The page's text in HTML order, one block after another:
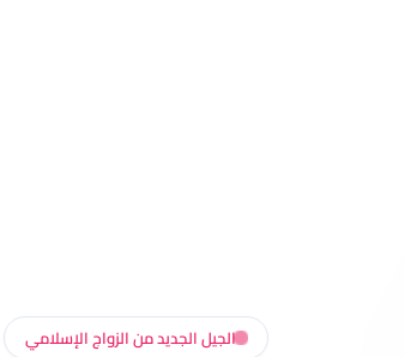
الجيل الجديد من الزواج الإسلامي